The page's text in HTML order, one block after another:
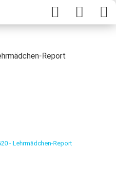
Report